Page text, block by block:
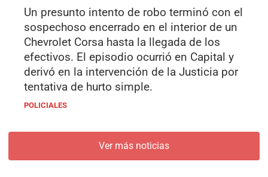
Un presunto intento de robo terminó con el
sospechoso encerrado en el interior de un
Chevrolet Corsa hasta la llegada de los
efectivos. El episodio ocurrió en Capital y
derivó en la intervención de la Justicia por
tentativa de hurto simple.
POLICIALES
Ver más noticias